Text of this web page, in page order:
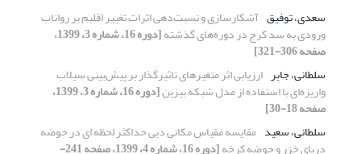
سعدی، توفیق آشکارسازی و نسبت‌دهی اثرات تغییر اقلیم بر رواناب
ورودی به سد کرج در دوره‌های گذشته [دوره 16، شماره 3، 1399،
صفحه 306-321]
سلطانی، جابر ارزیابی اثر متغیرهای تاثیرگذار بر پیش‌بینی سیلاب
واریزه‌ای با استفاده از مدل شبکه بیزین [دوره 16، شماره 3، 1399،
صفحه 18-30]
سلطانی، سعید مقایسه مقیاس مکانی دبی حداکثر لحظه ای در حوضه
دریای خزر و حوضه کرخه [دوره 16، شماره 4، 1399، صفحه 241-